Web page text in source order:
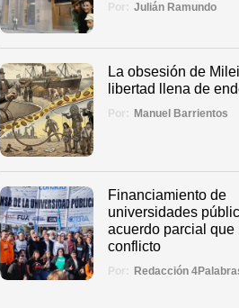
Por: Julián Ramundo
La obsesión de
libertad llena de
Por: Manuel Barrientos
Financiamiento de
universidades
acuerdo parcial que
conflicto
Por: Redacción